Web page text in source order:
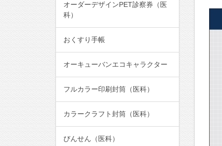
オーダーデザインPET診察券（医
科）
おくすり手帳
オーキューバンエコキャラクター
フルカラー印刷封筒（医科）
カラークラフト封筒（医科）
びんせん（医科）